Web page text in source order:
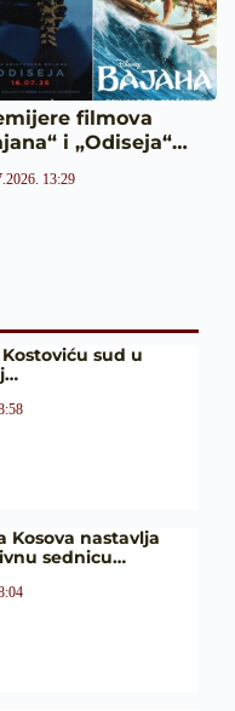
filmova
i „Odiseja“…
13:29
sud u
Kosova nastavlja
sednicu…